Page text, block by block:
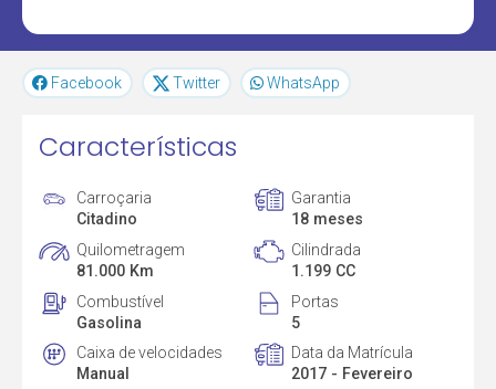
Facebook Twitter WhatsApp
Características
Carroçaria
Citadino
Garantia
18 meses
Quilometragem
81.000 Km
Cilindrada
1.199 CC
Combustível
Gasolina
Portas
5
Caixa de velocidades
Manual
Data da Matrícula
2017 - Fevereiro